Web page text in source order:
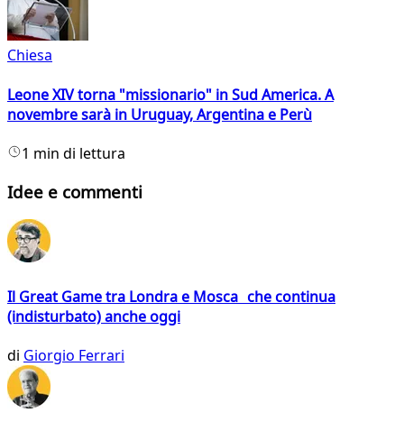
Chiesa
Leone XIV torna "missionario" in Sud America. A
novembre sarà in Uruguay, Argentina e Perù
1 min di lettura
Idee e commenti
Il Great Game tra Londra e Mosca che continua
(indisturbato) anche oggi
di Giorgio Ferrari